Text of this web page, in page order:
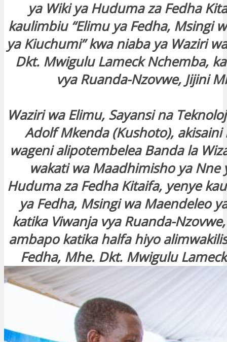
ya Wiki ya Huduma za Fedha
kaulimbiu “Elimu ya Fedha, Msingi
ya Kiuchumi” kwa niaba ya Waziri
Dkt. Mwigulu Lameck Nchemba,
vya Ruanda-Nzovwe, Jijini
Waziri wa Elimu, Sayansi na
Adolf Mkenda (Kushoto), akisaini
wageni alipotembelea Banda la
wakati wa Maadhimisho ya Nne
Huduma za Fedha Kitaifa, yenye
ya Fedha, Msingi wa Maendeleo
katika Viwanja vya Ruanda-
ambapo katika halfa hiyo
Fedha, Mhe. Dkt. Mwigulu